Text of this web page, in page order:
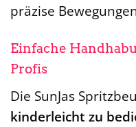
präzise
Einfache
Profis
Die SunJas
kinderleicht zu